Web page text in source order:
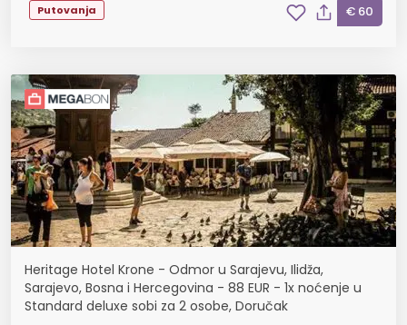
Putovanja € 60
Heritage Hotel Krone - Odmor u Sarajevu, Ilidža,
Sarajevo, Bosna i Hercegovina - 88 EUR - 1x noćenje u
Standard deluxe sobi za 2 osobe, Doručak